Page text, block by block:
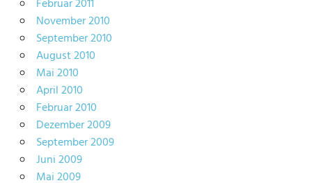
Februar 2011
November 2010
September 2010
August 2010
Mai 2010
April 2010
Februar 2010
Dezember 2009
September 2009
Juni 2009
Mai 2009